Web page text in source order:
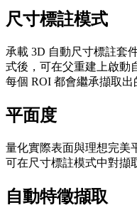
尺寸標註模式
承載 3D 自動尺寸標註套
式後，可在父重建上啟動
每個 ROI 都會繼承擷取出
平面度
量化實際表面與理想完美
可在尺寸標註模式中對擷
自動特徵擷取